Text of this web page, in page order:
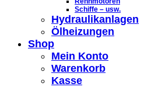
Schiffe – usw.
Hydraulikanlagen
Ölheizungen
Shop
Mein Konto
Warenkorb
Kasse